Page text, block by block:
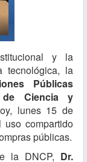
y la
tecnológica, la
Públicas
de Ciencia y
lunes 15 de
compartido
públicas.
la DNCP, Dr.